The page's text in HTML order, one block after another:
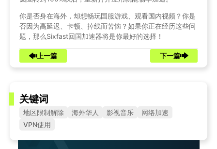
你是否身在海外，却想畅玩国服游戏、观看国内视频？你是
否因为高延迟、卡顿、掉线而苦恼？如果你正在经历这些问
题，那么Sixfast回国加速器将是你最好的选择！
上一篇 下一篇
关键词
地区限制解除 海外华人 影视音乐
网络加速
VPN使用